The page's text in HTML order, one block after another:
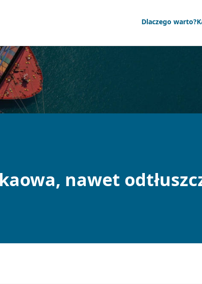
Dlaczego warto?
nawet